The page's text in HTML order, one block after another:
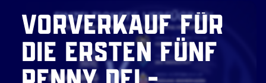
VORVERKAUF FÜR
DIE ERSTEN FÜNF